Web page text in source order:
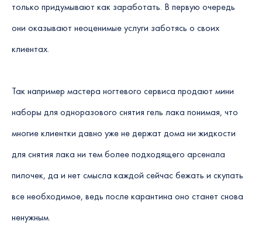
только придумывают как заработать. В первую очередь
они оказывают неоценимые услуги заботясь о своих
клиентах.
Так например мастера ногтевого сервиса продают мини
наборы для одноразового снятия гель лака понимая, что
многие клиентки давно уже не держат дома ни жидкости
для снятия лака ни тем более подходящего арсенала
пилочек, да и нет смысла каждой сейчас бежать и скупать
все необходимое, ведь после карантина оно станет снова
ненужным.